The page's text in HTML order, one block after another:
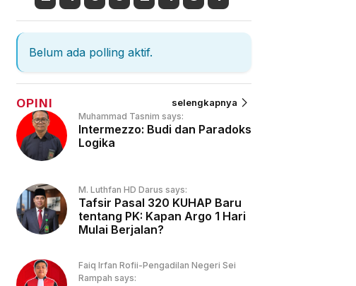
Belum ada polling aktif.
OPINI selengkapnya
Muhammad Tasnim says:
Intermezzo: Budi dan Paradoks
Logika
M. Luthfan HD Darus says:
Tafsir Pasal 320 KUHAP Baru
tentang PK: Kapan Argo 1 Hari
Mulai Berjalan?
Faiq Irfan Rofii-Pengadilan Negeri Sei
Rampah says: